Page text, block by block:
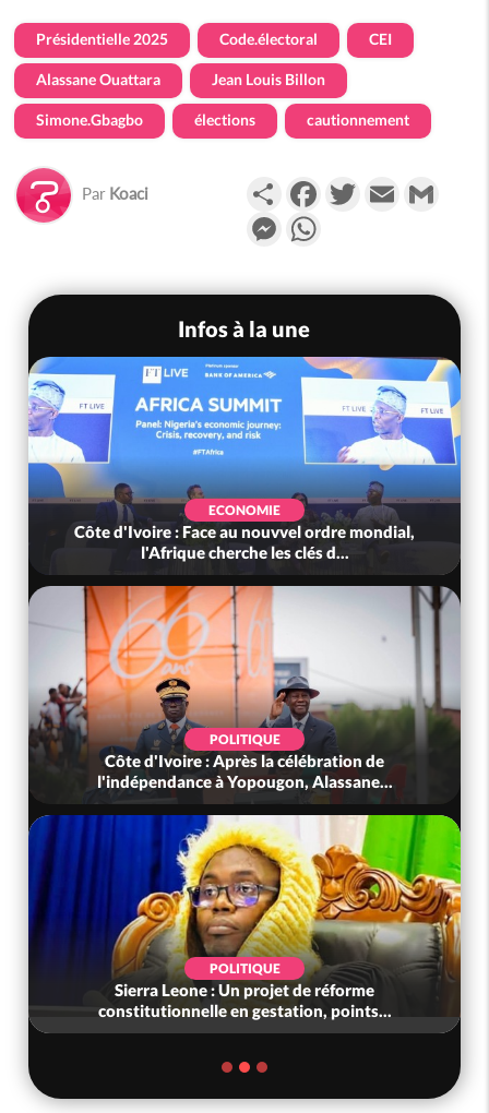
Présidentielle 2025 Code.électoral CEI
Alassane Ouattara Jean Louis Billon
Simone.Gbagbo élections cautionnement
Par Koaci PartagerFacebookTwitterEmail
Messenger
Infos à la une
ECONOMIE
Côte d'Ivoire : Face au nouvvel ordre mondial,
l'Afrique cherche les clés d...
POLITIQUE
Côte d'Ivoire : Après la célébration de
l'indépendance à Yopougon, Alassane...
POLITIQUE
Sierra Leone : Un projet de réforme
constitutionnelle en gestation, points...